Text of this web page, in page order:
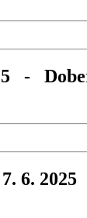
-
7. 6.